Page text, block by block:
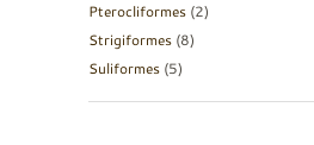
Pterocliformes (2)
Strigiformes (8)
Suliformes (5)